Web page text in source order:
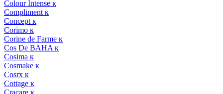
Colour Intense к
Compliment к
Concept к
Corimo к
Corine de Farme к
Cos De BAHA к
Cosima к
Cosmake к
Cosrx к
Cottage к
Cracare к